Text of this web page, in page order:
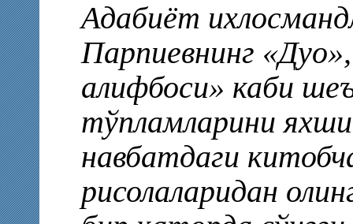
Адабиёт
Парпиевнинг
алифбоси» каби
тўпламларини
навбатдаги
рисолаларидан